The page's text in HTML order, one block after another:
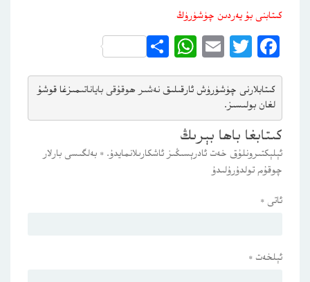
كىتابنى بۇ يەردىن چۈشۈرۈڭ
Facebook
Twitter
Email
WhatsApp
Share
كىتابلارنى چۈشۈرۈش ئارقىلىق نەشىر ھوقۇقى باياناتىمىزغا قوشۇ
لغان بولىسىز.
كىتابغا باھا بېرىڭ
ئېلېكتىرونلۇق خەت ئادرېسىڭىز ئاشكارىلانمايدۇ. * بەلگىسى بارلار
چوقۇم تولدۇرۇلىدۇ
ئاتى *
ئېلخەت *